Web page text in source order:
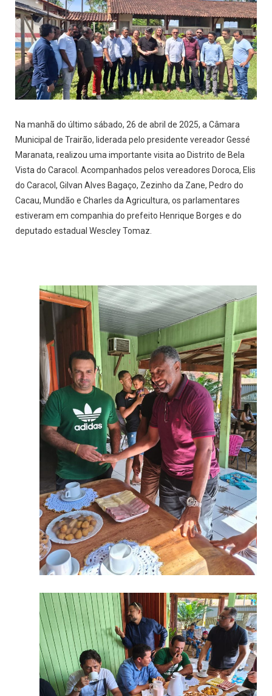
Na manhã do último sábado, 26 de abril de 2025, a Câmara
Municipal de Trairão, liderada pelo presidente vereador Gessé
Maranata, realizou uma importante visita ao Distrito de Bela
Vista do Caracol. Acompanhados pelos vereadores Doroca, Elis
do Caracol, Gilvan Alves Bagaço, Zezinho da Zane, Pedro do
Cacau, Mundão e Charles da Agricultura, os parlamentares
estiveram em companhia do prefeito Henrique Borges e do
deputado estadual Wescley Tomaz.